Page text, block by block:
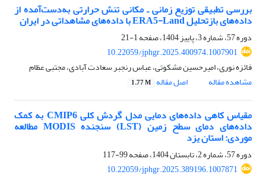
بررسی تطبیقی توزیع زمانی ـ مکانی تنش حرارتی به‌دست‌آمده از
داده‌های بازتحلیل ERA5-Land با داده‌های مشاهداتی در ایران
دوره 57، شماره 3، پاییز 1404، صفحه
1-21
10.22059/jphgr.2025.400974.1007901
فائزه نوری، امیرحسین مشکوتی، عباس رنجبر سعادت آبادی، مجتبی عظام
مشاهده مقاله
اصل مقاله 1.77 M
مقیاس کاهی داده‌های دمایی مدل گردش کلی CMIP6 به کمک
داده‌های دمای سطح زمین (LST) سنجنده MODIS مطالعه
موردی: استان یزد
دوره 57، شماره 2، تابستان 1404، صفحه
99-117
10.22059/jphgr.2025.389196.1007871